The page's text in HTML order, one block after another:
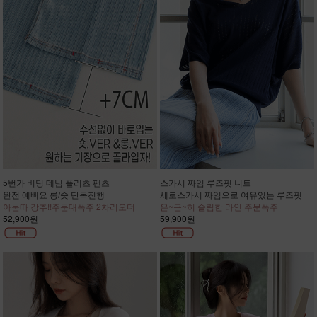
5번가 비딩 데님 플리츠 팬츠
완전 예뻐요 롱/숏 단독진행
아묻따 강추!!주문대폭주 2차리오더
52,900원
스카시 짜임 루즈핏 니트
세로스카시 짜임으로 여유있는 루즈핏
은~근~히 슬림한 라인 주문폭주
59,900원